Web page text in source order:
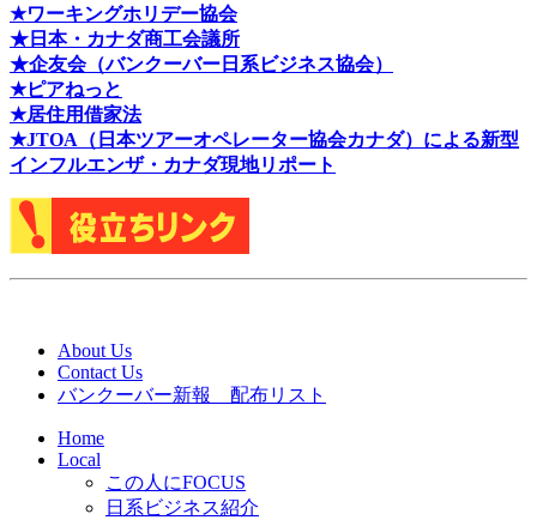
★ワーキングホリデー協会
★日本・カナダ商工会議所
★企友会（バンクーバー日系ビジネス協会）
★ピアねっと
★居住用借家法
★JTOA（日本ツアーオペレーター協会カナダ）による新型
インフルエンザ・カナダ現地リポート
About Us
Contact Us
バンクーバー新報 配布リスト
Home
Local
この人にFOCUS
日系ビジネス紹介